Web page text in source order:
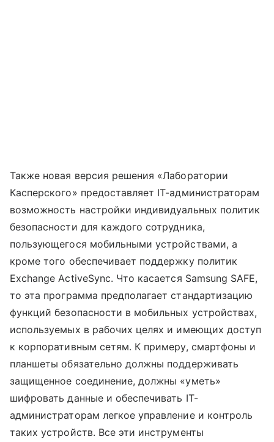
Также новая версия решения «Лаборатории
Касперского» предоставляет IT-администраторам
возможность настройки индивидуальных политик
безопасности для каждого сотрудника,
пользующегося мобильными устройствами, а
кроме того обеспечивает поддержку политик
Exchange ActiveSync. Что касается Samsung SAFE,
то эта программа предполагает стандартизацию
функций безопасности в мобильных устройствах,
используемых в рабочих целях и имеющих доступ
к корпоративным сетям. К примеру, смартфоны и
планшеты обязательно должны поддерживать
защищенное соединение, должны «уметь»
шифровать данные и обеспечивать IT-
администраторам легкое управление и контроль
таких устройств. Все эти инструменты